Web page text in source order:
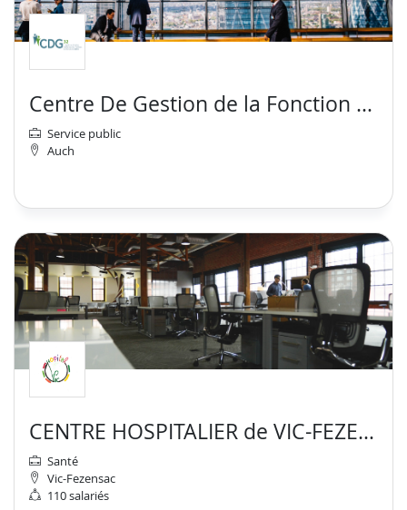
Centre De Gestion de la Fonction Publique Territoriale du Gers
Service public
Auch
CENTRE HOSPITALIER de VIC-FEZENSAC
Santé
Vic-Fezensac
110 salariés